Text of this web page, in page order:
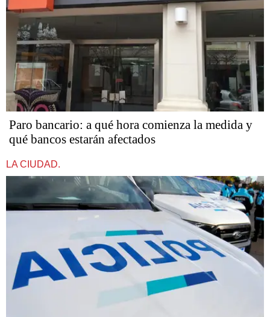
Paro bancario: a qué hora comienza la medida y
qué bancos estarán afectados
LA CIUDAD.